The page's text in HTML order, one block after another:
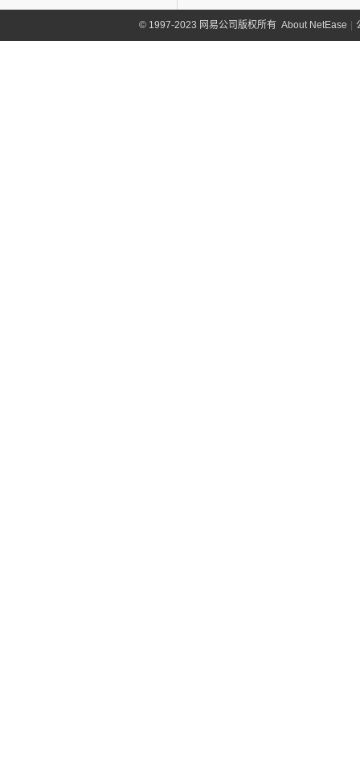
©1997-2023 网易公司版权所有 About NetEase